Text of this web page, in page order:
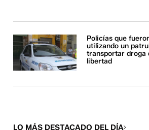
Policías que
utilizando un
transportar droga
libertad
LO MÁS DESTACADO DEL DÍA